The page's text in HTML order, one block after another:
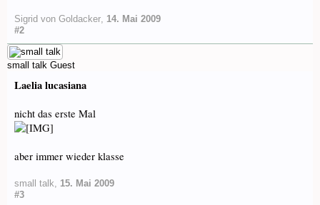
Sigrid von Goldacker, 14. Mai 2009
#2
small talk Guest
Laelia lucasiana
nicht das erste Mal
aber immer wieder klasse
small talk, 15. Mai 2009
#3